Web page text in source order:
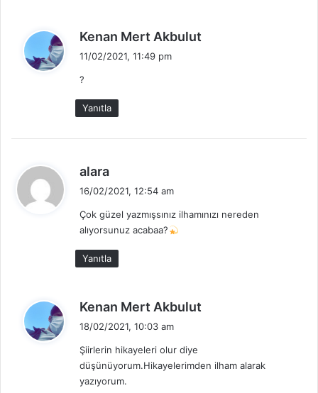
Kenan Mert Akbulut
11/02/2021, 11:49 pm
?
Yanıtla
alara
e
i
k
i
:
16/02/2021, 12:54 am
Çok güzel yazmışsınız ilhamınızı nereden
alıyorsunuz acabaa?
Yanıtla
Kenan Mert Akbulut
k
18/02/2021, 10:03 am
Şiirlerin hikayeleri olur diye
düşünüyorum.Hikayelerimden ilham alarak
yazıyorum.